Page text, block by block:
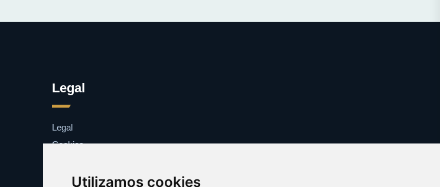
Utilizamos cookies
Legal
Legal
Cookies